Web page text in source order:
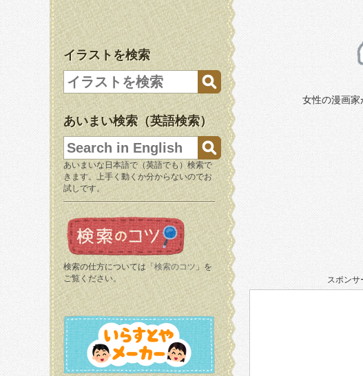
イラストを検索
あいまい検索（英語検索）
あいまいな日本語で（英語でも）検索で
きます。上手く動くか分からないのでお
試しです。
検索の仕方については「 検索のコツ 」を
ご覧ください。
女性の漫画家
スポンサ